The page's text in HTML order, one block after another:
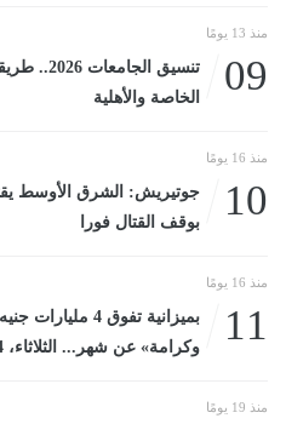
منذ 13 يومًا
09
تنسيق
الخاصة والأهلية
منذ 16 يومًا
10
جوتيريش: الشرق الأوسط
بوقف القتال فورا
منذ 16 يومًا
11
بميزانية تفوق
وكرامة» عن شهر... الثلاثاء، 14 يوليو 2026 10:46 صـ
منذ 19 يومًا